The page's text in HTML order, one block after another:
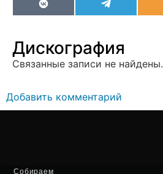
VK
Дискография
Связанные записи не найдены.
Добавить комментарий
Собираем